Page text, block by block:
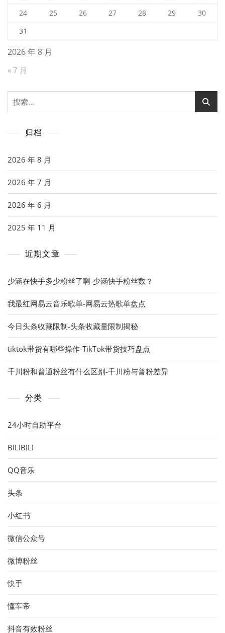
2026 年 8 月
24
25 26 27 28 29
30
31
« 7 月
搜
索：
归档
2026 年 8 月
2026 年 7 月
2026 年 6 月
2025 年 11 月
近期文章
少涵在快手多少粉丝了啊-少涵快手粉丝数？
我最红网易云音乐歌单-网易云热歌单盘点
今日头条收藏限制-头条收藏量限制揭秘
tiktok带货有哪些操作-TikTok带货技巧盘点
千川粉和普通粉丝有什么区别-千川粉与普粉差异
分类
24小时自助平台
BILIBILI
QQ音乐
头条
小红书
微信公众号
微博粉丝
快手
懂车帝
抖音有效粉丝